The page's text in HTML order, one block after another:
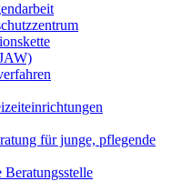
für junge, pflegende
Beratungsstelle